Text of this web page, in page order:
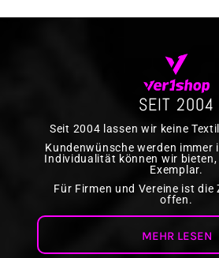
SEIT 2004
Seit 2004 lassen wir keine
Kundenwünsche werden immer
Individualität können wir bieten,
Exemplar.
Für Firmen und Vereine ist die
offen.
MEHR LESEN